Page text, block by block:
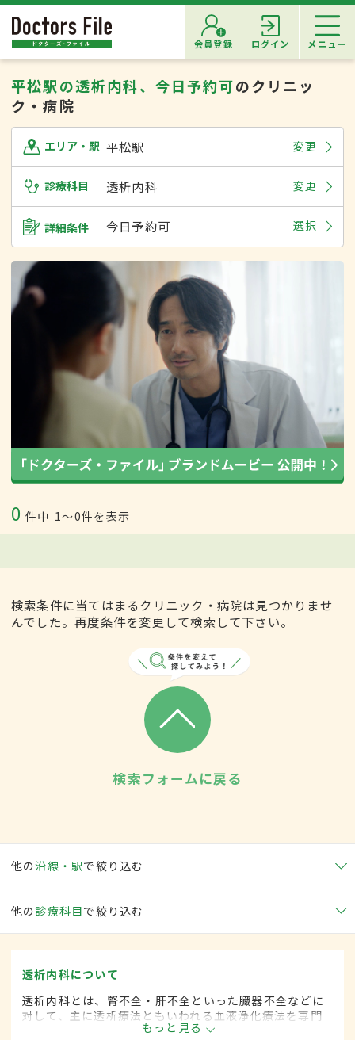
会員登録 ログイン メニュー
平松駅の透析内科、今日予約可のクリニッ
ク・病院
エリア・駅 平松駅 変更
診療科目 透析内科 変更
詳細条件 今日予約可 選択
0 件中 1〜0件を表示
検索条件に当てはまるクリニック・病院は見つかりませ
んでした。再度条件を変更して検索して下さい。
検索フォームに戻る
他の沿線・駅で絞り込む
他の 診療科目で絞り込む
透析内科について
透析内科とは、腎不全・肝不全といった臓器不全などに
対して、主に透析療法ともいわれる血液浄化療法を専門
的に取り扱う内科の一領域です。
もっと見る